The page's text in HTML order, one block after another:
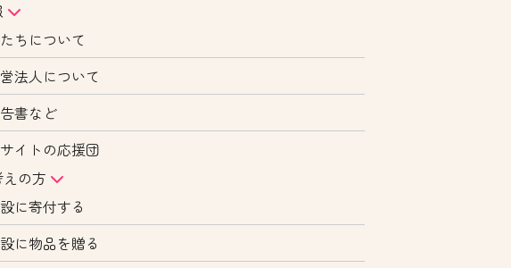
ちについて
法人について
書など
イトの応援団
の方
に寄付する
に物品を贈る